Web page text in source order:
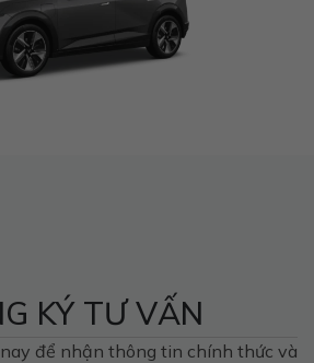
KÝ TƯ VẤN
để nhận thông tin chính thức và